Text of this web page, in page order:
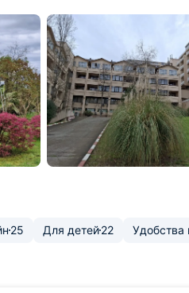
25 Для детей22 Удобства